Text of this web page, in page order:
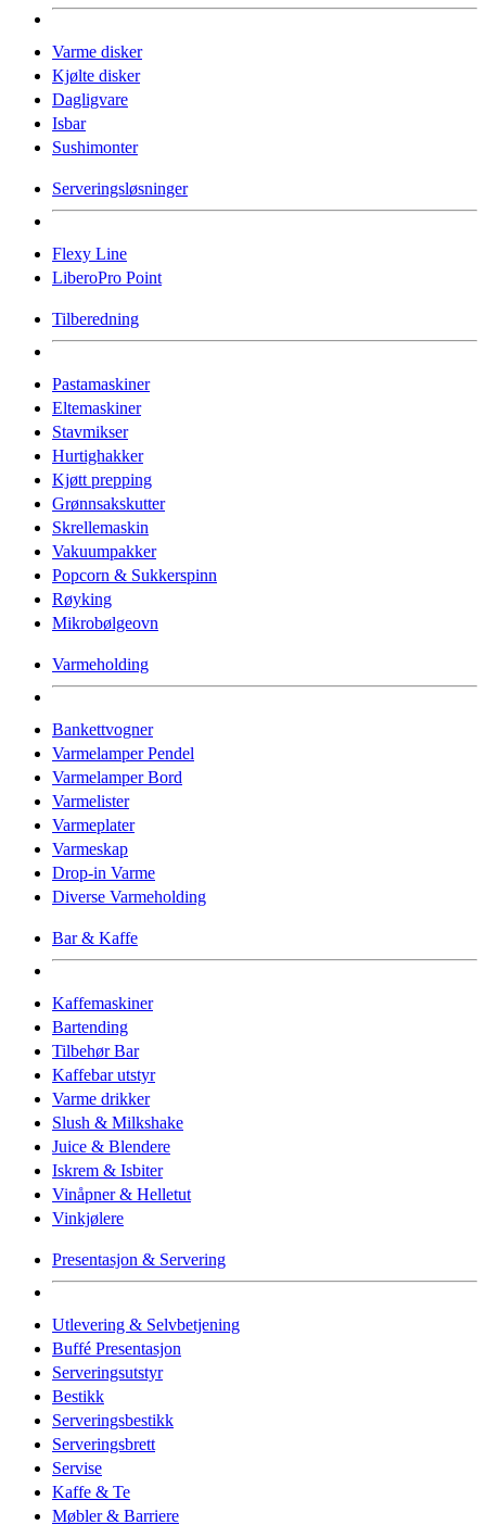
Varme disker
Kjølte disker
Dagligvare
Isbar
Sushimonter
Serveringsløsninger
Flexy Line
LiberoPro Point
Tilberedning
Pastamaskiner
Eltemaskiner
Stavmikser
Hurtighakker
Kjøtt prepping
Grønnsakskutter
Skrellemaskin
Vakuumpakker
Popcorn & Sukkerspinn
Røyking
Mikrobølgeovn
Varmeholding
Bankettvogner
Varmelamper Pendel
Varmelamper Bord
Varmelister
Varmeplater
Varmeskap
Drop-in Varme
Diverse Varmeholding
Bar & Kaffe
Kaffemaskiner
Bartending
Tilbehør Bar
Kaffebar utstyr
Varme drikker
Slush & Milkshake
Juice & Blendere
Iskrem & Isbiter
Vinåpner & Helletut
Vinkjølere
Presentasjon & Servering
Utlevering & Selvbetjening
Buffé Presentasjon
Serveringsutstyr
Bestikk
Serveringsbestikk
Serveringsbrett
Servise
Kaffe & Te
Møbler & Barriere